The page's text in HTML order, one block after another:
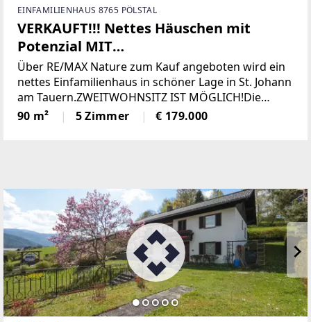
EINFAMILIENHAUS 8765 PÖLSTAL
VERKAUFT!!! Nettes Häuschen mit
Potenzial MIT
ZWEITWOHNSITZEIGNUNG!
Über RE/MAX Nature zum Kauf angeboten wird ein
nettes Einfamilienhaus in schöner Lage in St. Johann
am Tauern.ZWEITWOHNSITZ IST MÖGLICH!Die
Immobilie wurde im Jahr 1956 erbaut und bietet
eine angenehme Kombination aus solider Substanz
90 m² 5 Zimmer € 179.000